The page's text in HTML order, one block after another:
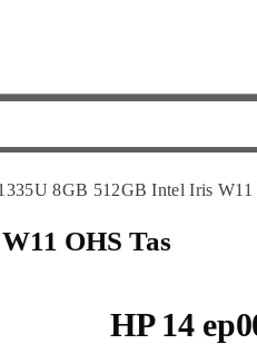
8GB 512GB Intel Iris W11
OHS Tas
HP 14